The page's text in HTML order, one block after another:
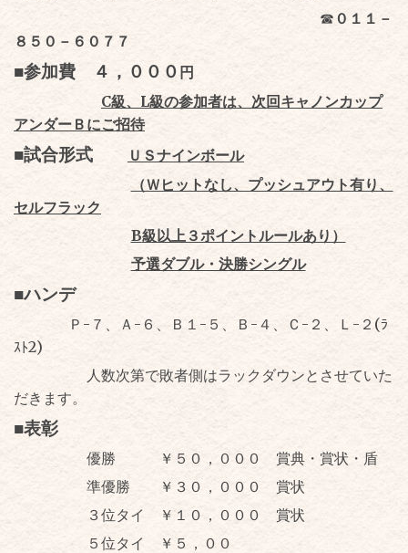
☎ ０１１－
８５０－６０７７
■参加費 ４，０００ 円
C級、 L級の参加者は、次回キャノンカップ
アンダーＢにご招待
■試合形式
ＵＳナインボール
（Ｗヒットなし、プッシュアウト有り、
セルフラック
B級以上３ポイントルールあり）
予選ダブル・決勝シングル
■ハンデ
Ｐ - ７、Ａ - ６、Ｂ１ - ５、Ｂ - ４、Ｃ - ２、Ｌ - ２ (ﾗ
ｽﾄ2)
人数次第で敗者側はラックダウンとさせていた
だきます。
■表彰
優勝 ￥５０，０００ 賞典・賞状・盾
準優勝 ￥３０，０００ 賞状
３位タイ ￥１０，０００ 賞状
５位タイ ￥５，００